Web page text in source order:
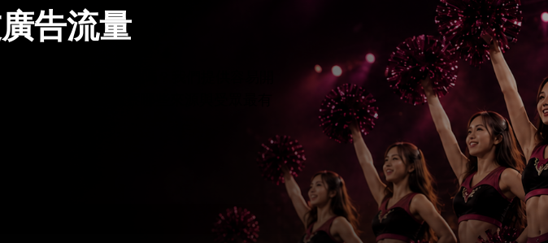
告流量
得更多註冊與互動嗎？我們提供容易開
聊天互動，並觀察哪些來源與受眾最有